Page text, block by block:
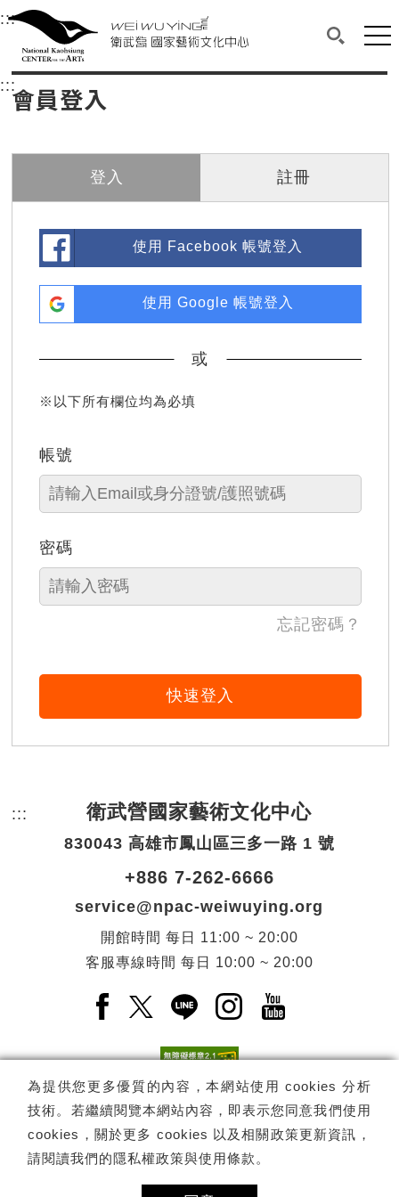
衛武營國家藝術文化中心
中央內容區塊，為本頁主要內容區。
:::選單連結區塊，此區塊列有本網站主要連結。
衛武營國家藝術文化中心
搜尋(開
網
::: 中央內容區塊，為本頁主要內容區。
會員登入
登入 註冊
使用 Facebook 帳號登入
使用 Google 帳號登入
或
※以下所有欄位均為必填
帳號
密碼
忘記密碼？
快速登入
為提供您更多優質的內容，本網站使用 cookies 分析
技術。若繼續閱覽本網站內容，即表示您同意我們使用
cookies，關於更多 cookies 以及相關政策更新資訊，
請閱讀我們的隱私權政策與使用條款 。
::: 頁尾網站資訊。
衛武營國家藝術文化中心
830043 高雄市鳳山區三多一路 1 號
+886 7-262-6666
service@npac-weiwuying.org
開館時間 每日
11:00 ~ 20:00
客服專線時間 每日 10:00 ~ 20:00
Facebook(另開新視窗)
X(另開新視窗)
LINE(另開新視窗)
Instagram(另開新視
YouTube(另開
電子報訂閱 訂閱
Copyright © 國家表演藝術中心 -衛武營國家藝術文化中心